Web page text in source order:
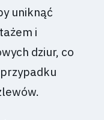
uniknąć
i
dziur, co